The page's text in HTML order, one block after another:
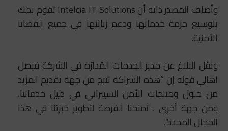
وأضاف المصدر ذاته أن Intelcia IT Solutions تقوم بذلك
بتوسيع حزمة خدماتها ودعم زبائنها في جميع القضايا
الأمنية.
ونقَل البلاغ عن مدير الخدمات المُدارَة في الشركة فيصل
اهالي قوله إن “هذه الشراكة تتيح من جهة تقديم المزيد
من حلول ومنتجات الأمن السيبراني في دليل خدماتنا،
ومن جهة أخرى ، تمنحنا الفرصة لتطوير خبرتنا في هذا
المجال المحدد”.